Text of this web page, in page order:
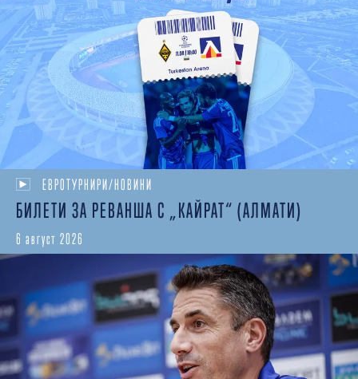
ЕВРОТУРНИРИ/НОВИНИ
БИЛЕТИ ЗА РЕВАНША С „КАЙРАТ“ (АЛМАТИ)
6 август 2026